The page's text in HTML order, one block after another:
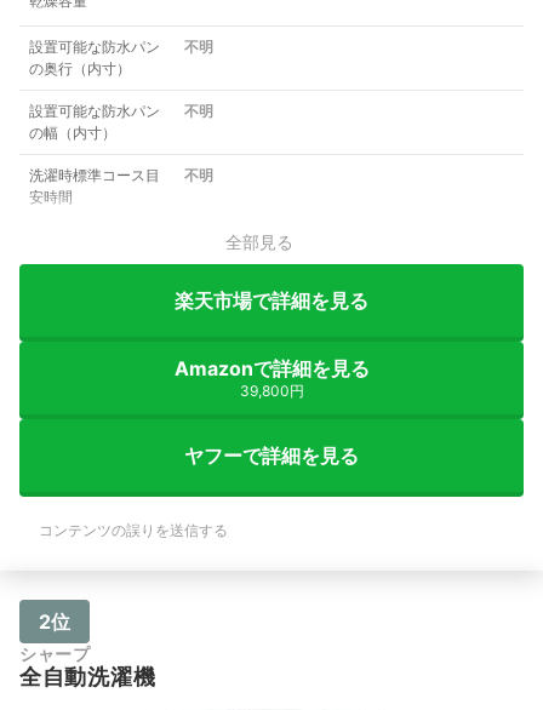
設置可能な防水パン
の奥行（内寸）
不明
設置可能な防水パン
の幅（内寸）
不明
洗濯時標準コース目
安時間
不明
全部見る
楽天市場で詳細を見る
Amazonで詳細を見る
39,800円
ヤフーで詳細を見る
コンテンツの誤りを送信する
2位
シャープ
全自動洗濯機